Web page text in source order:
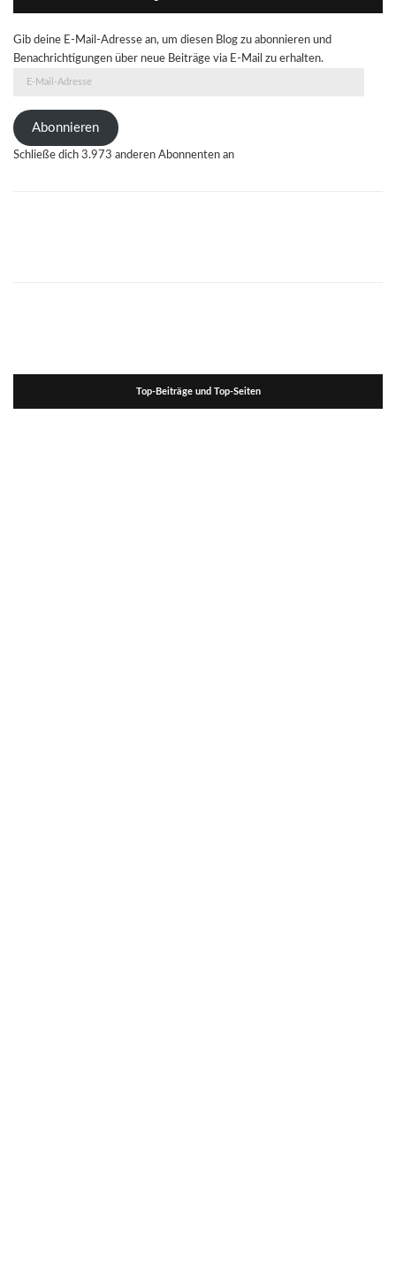
Gib deine E-Mail-Adresse an, um diesen Blog zu abonnieren und
Benachrichtigungen über neue Beiträge via E-Mail zu erhalten.
Adresse
Abonnieren
Schließe dich 3.973 anderen Abonnenten an
Top-Beiträge und Top-Seiten